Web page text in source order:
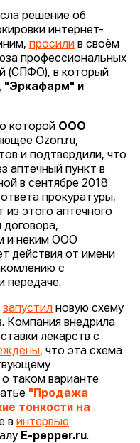
решение об
интернет-
просили в своём
профессиональных
(СПФО), в который
"Эркафарм" и
которой ООО
Ozon.ru,
и подтвердили, что
аптечный пункт в
в сентябре 2018
прокуратуры,
из этого аптечного
договора,
и неким ООО
действия от имени
с
передаче.
запустил новую схему
Компания внедрила
лекарств с
, что эта схема
таком варианте
"Продажа
тонкости на
в интервью
E-pepper.ru.